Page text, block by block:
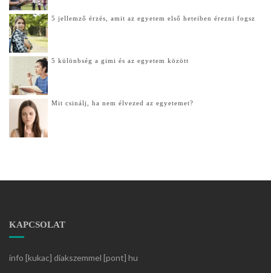
5 jellemző érzés, amit az egyetem első heteiben érezni fogsz
5 különbség a gimi és az egyetem között
Mit csinálj, ha nem élvezed az egyetemet?
KAPCSOLAT
info [kukac] diakszemmel [pont] hu